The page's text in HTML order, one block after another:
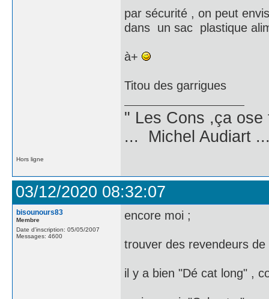
par sécurité , on peut
dans un sac plastique
à+
Titou des garrigues
" Les Cons ,ça
... Michel Audiart
Hors ligne
03/12/2020 08:32:07
bisounours83
Membre
Date d'inscription: 05/05/2007
Messages: 4600
encore moi ;
trouver des revendeurs
il y a bien "Dé cat long" ,